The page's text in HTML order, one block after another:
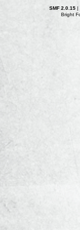
SMF 2.0.15 |
Bright